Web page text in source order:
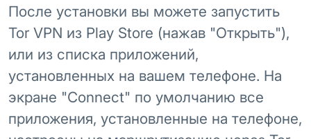
После установки вы можете запустить
Tor VPN из Play Store (нажав "Открыть"),
или из списка приложений,
установленных на вашем телефоне. На
экране "Connect" по умолчанию все
приложения, установленные на телефоне,